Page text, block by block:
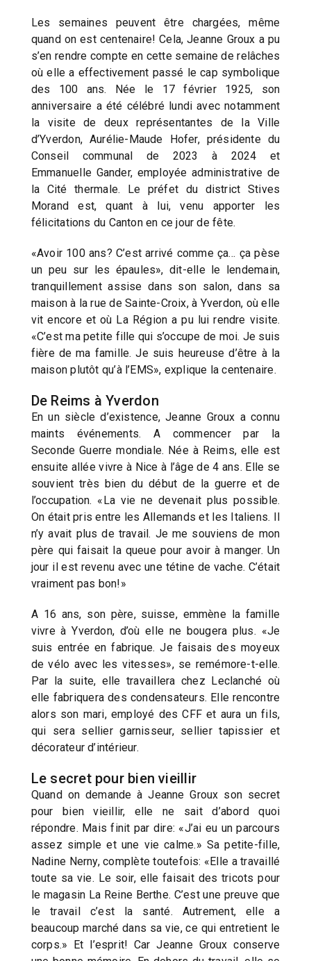
Les semaines peuvent être chargées, même
quand on est centenaire! Cela, Jeanne Groux a pu
s’en rendre compte en cette semaine de relâches
où elle a effectivement passé le cap symbolique
des 100 ans. Née le 17 février 1925, son
anniversaire a été célébré lundi avec notamment
la visite de deux représentantes de la Ville
d’Yverdon, Aurélie-Maude Hofer, présidente du
Conseil communal de 2023 à 2024 et
Emmanuelle Gander, employée administrative de
la Cité thermale. Le préfet du district Stives
Morand est, quant à lui, venu apporter les
félicitations du Canton en ce jour de fête.
«Avoir 100 ans? C’est arrivé comme ça… ça pèse
un peu sur les épaules», dit-elle le lendemain,
tranquillement assise dans son salon, dans sa
maison à la rue de Sainte-Croix, à Yverdon, où elle
vit encore et où La Région a pu lui rendre visite.
«C’est ma petite fille qui s’occupe de moi. Je suis
fière de ma famille. Je suis heureuse d’être à la
maison plutôt qu’à l’EMS», explique la centenaire.
De Reims à Yverdon
En un siècle d’existence, Jeanne Groux a connu
maints événements. A commencer par la
Seconde Guerre mondiale. Née à Reims, elle est
ensuite allée vivre à Nice à l’âge de 4 ans. Elle se
souvient très bien du début de la guerre et de
l’occupation. «La vie ne devenait plus possible.
On était pris entre les Allemands et les Italiens. Il
n’y avait plus de travail. Je me souviens de mon
père qui faisait la queue pour avoir à manger. Un
jour il est revenu avec une tétine de vache. C’était
vraiment pas bon!»
A 16 ans, son père, suisse, emmène la famille
vivre à Yverdon, d’où elle ne bougera plus. «Je
suis entrée en fabrique. Je faisais des moyeux
de vélo avec les vitesses», se remémore-t-elle.
Par la suite, elle travaillera chez Leclanché où
elle fabriquera des condensateurs. Elle rencontre
alors son mari, employé des CFF et aura un fils,
qui sera sellier garnisseur, sellier tapissier et
décorateur d’intérieur.
Le secret pour bien vieillir
Quand on demande à Jeanne Groux son secret
pour bien vieillir, elle ne sait d’abord quoi
répondre. Mais finit par dire: «J’ai eu un parcours
assez simple et une vie calme.» Sa petite-fille,
Nadine Nerny, complète toutefois: «Elle a travaillé
toute sa vie. Le soir, elle faisait des tricots pour
le magasin La Reine Berthe. C’est une preuve que
le travail c’est la santé. Autrement, elle a
beaucoup marché dans sa vie, ce qui entretient le
corps.» Et l’esprit! Car Jeanne Groux conserve